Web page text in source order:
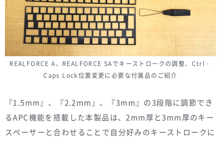
REALFORCE A、REALFORCE SAでキーストロークの調整、Ctrl・
Caps Lock位置変更に必要な付属品のご紹介
『1.5mm』、『2.2mm』、『3mm』の3段階に調節でき
るAPC機能を搭載した本製品は、2mm厚と3mm厚のキー
スペーサーと合わせることで自分好みのキーストロークに